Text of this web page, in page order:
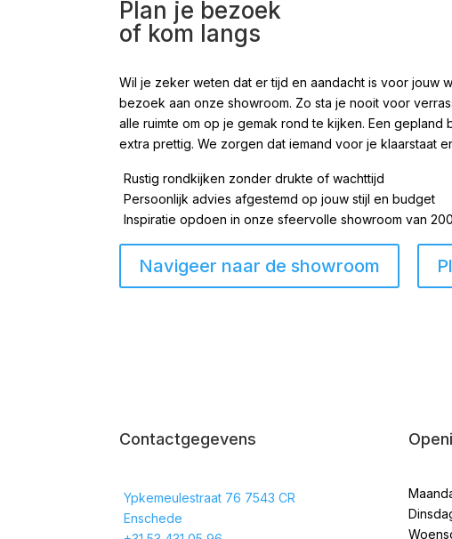
Plan je bezoek
of kom langs
Wil je zeker weten dat er tijd en aandacht is voor jouw
bezoek aan onze showroom. Zo sta je nooit voor
alle ruimte om op je gemak rond te kijken. Een
extra prettig. We zorgen dat iemand voor je klaarstaat
Rustig rondkijken zonder drukte of wachttijd
Persoonlijk advies afgestemd op jouw stijl en budget
Inspiratie opdoen in onze sfeervolle showroom van
Navigeer naar de showroom
Contactgegevens
Ypkemeulestraat 76 7543 CR
Enschede